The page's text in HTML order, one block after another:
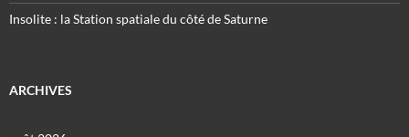
Insolite : la Station spatiale du côté de Saturne
ARCHIVES